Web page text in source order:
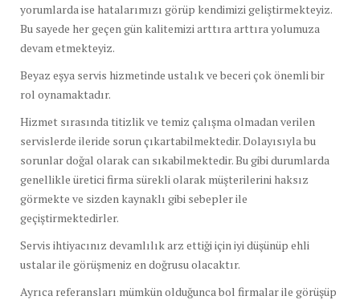
yorumlarda ise hatalarımızı görüp kendimizi geliştirmekteyiz.
Bu sayede her geçen gün kalitemizi arttıra arttıra yolumuza
devam etmekteyiz.
Beyaz eşya servis hizmetinde ustalık ve beceri çok önemli bir
rol oynamaktadır.
Hizmet sırasında titizlik ve temiz çalışma olmadan verilen
servislerde ileride sorun çıkartabilmektedir. Dolayısıyla bu
sorunlar doğal olarak can sıkabilmektedir. Bu gibi durumlarda
genellikle üretici firma sürekli olarak müşterilerini haksız
görmekte ve sizden kaynaklı gibi sebepler ile
geçiştirmektedirler.
Servis ihtiyacınız devamlılık arz ettiği için iyi düşünüp ehli
ustalar ile görüşmeniz en doğrusu olacaktır.
Ayrıca referansları mümkün olduğunca bol firmalar ile görüşüp